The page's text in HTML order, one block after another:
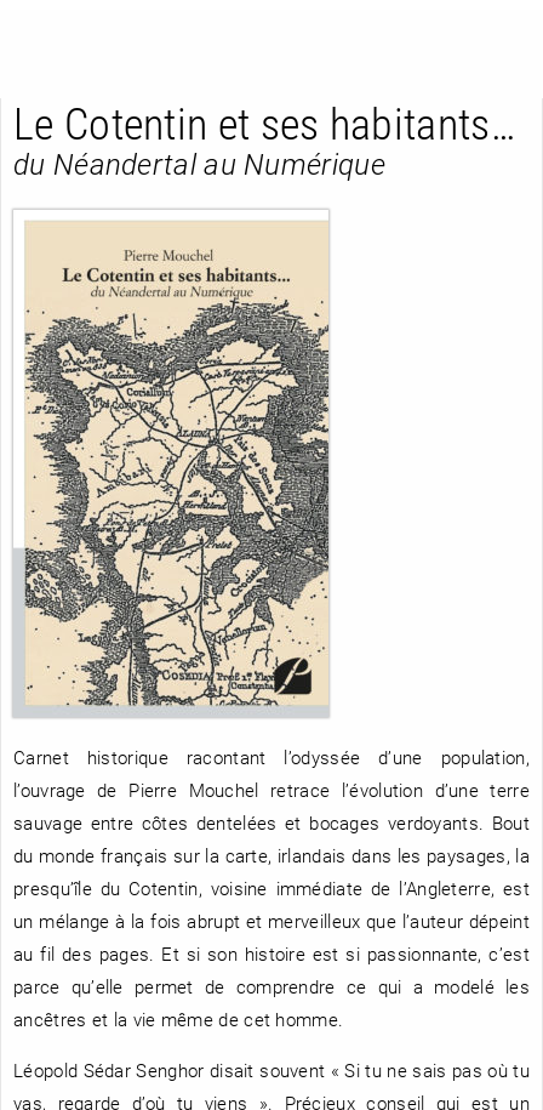
RETOUR
À PARAÎTRE
NOUVEAUTÉS
TOUT LE CATALOGUE
RETOUR
AVIS
RENCONTRE AVEC…
RETOUR
A LA UNE
REVUE DE PRESSE
Le Cotentin et ses habitants…
du Néandertal au Numérique
Carnet historique racontant l’odyssée d’une population,
l’ouvrage de Pierre Mouchel retrace l’évolution d’une terre
sauvage entre côtes dentelées et bocages verdoyants. Bout
du monde français sur la carte, irlandais dans les paysages, la
presqu’île du Cotentin, voisine immédiate de l’Angleterre, est
un mélange à la fois abrupt et merveilleux que l’auteur dépeint
au fil des pages. Et si son histoire est si passionnante, c’est
parce qu’elle permet de comprendre ce qui a modelé les
ancêtres et la vie même de cet homme.
Léopold Sédar Senghor disait souvent « Si tu ne sais pas où tu
vas, regarde d’où tu viens ». Précieux conseil qui est un